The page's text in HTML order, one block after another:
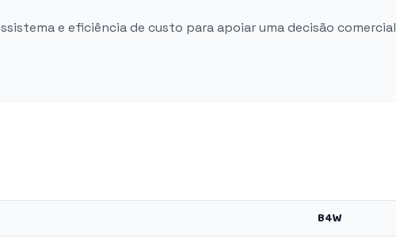
e eficiência de custo para apoiar uma decisão comercial
B4W